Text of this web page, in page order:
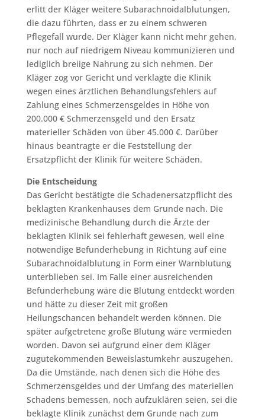
erlitt der Kläger weitere Subarachnoidalblutungen,
die dazu führten, dass er zu einem schweren
Pflegefall wurde. Der Kläger kann nicht mehr gehen,
nur noch auf niedrigem Niveau kommunizieren und
lediglich breiige Nahrung zu sich nehmen. Der
Kläger zog vor Gericht und verklagte die Klinik
wegen eines ärztlichen Behandlungsfehlers auf
Zahlung eines Schmerzensgeldes in Höhe von
200.000 € Schmerzensgeld und den Ersatz
materieller Schäden von über 45.000 €. Darüber
hinaus beantragte er die Feststellung der
Ersatzpflicht der Klinik für weitere Schäden.
Die Entscheidung
Das Gericht bestätigte die Schadenersatzpflicht des
beklagten Krankenhauses dem Grunde nach. Die
medizinische Behandlung durch die Ärzte der
beklagten Klinik sei fehlerhaft gewesen, weil eine
notwendige Befunderhebung in Richtung auf eine
Subarachnoidalblutung in Form einer Warnblutung
unterblieben sei. Im Falle einer ausreichenden
Befunderhebung wäre die Blutung entdeckt worden
und hätte zu dieser Zeit mit großen
Heilungschancen behandelt werden können. Die
später aufgetretene große Blutung wäre vermieden
worden. Davon sei aufgrund einer dem Kläger
zugutekommenden Beweislastumkehr auszugehen.
Da die Umstände, nach denen sich die Höhe des
Schmerzensgeldes und der Umfang des materiellen
Schadens bemessen, noch aufzuklären seien, sei die
beklagte Klinik zunächst dem Grunde nach zum